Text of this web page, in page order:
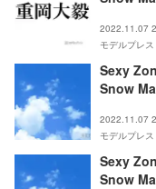
2022.11.07
モデルプレス
Sexy
Snow
2022.11.07
モデルプレス
Sexy
Snow